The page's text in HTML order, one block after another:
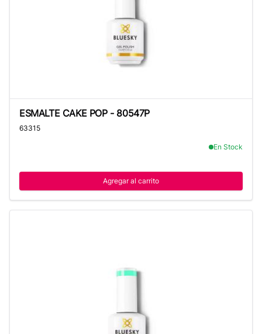
ESMALTE CAKE POP - 80547P
63315
En Stock
Agregar al carrito